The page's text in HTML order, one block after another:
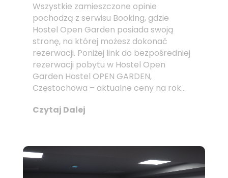
Wszystkie zamieszczone opinie
pochodzą z serwisu Booking, gdzie
Hostel Open Garden posiada swoją
stronę, na której możesz dokonać
rezerwacji. Poniżej link do bezpośredniej
rezerwacji pobytu w Hostel Open
Garden Hostel OPEN GARDEN,
Częstochowa – aktualne ceny na rok...
Czytaj Dalej